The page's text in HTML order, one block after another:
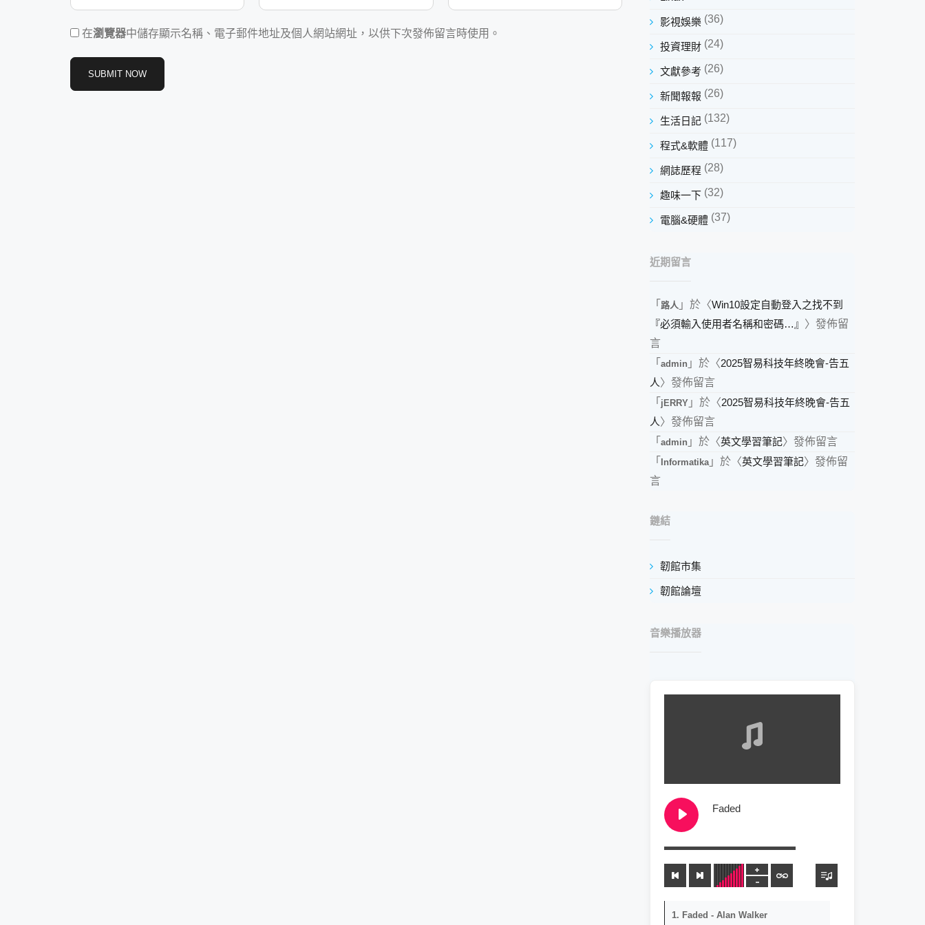
在瀏覽器中儲存顯示名稱、電子郵件地址及個人網站網址，以供下次發佈留言時使用。
影視娛樂 (36)
投資理財 (24)
文獻參考 (26)
新聞報報 (26)
生活日記 (132)
程式&軟體 (117)
網誌歷程 (28)
趣味一下 (32)
電腦&硬體 (37)
近期留言
「 路人 」於〈Win10設定自動登入之找不到
『必須輸入使用者名稱和密碼…』 〉發佈留
言
「admin 」於〈2025智易科技年終晚會-告五
人〉發佈留言
「 jERRY 」於〈2025智易科技年終晚會-告五
人〉發佈留言
「admin 」於〈英文學習筆記〉發佈留言
「 Informatika 」於〈英文學習筆記〉發佈留
言
鏈結
韌館市集
韌館論壇
音樂播放器
Faded
1. Faded - Alan Walker